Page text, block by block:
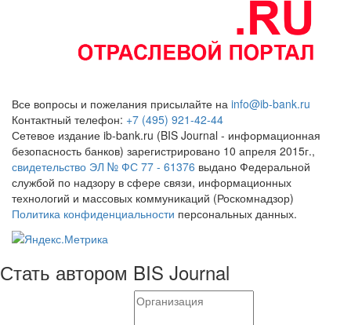
Все вопросы и пожелания присылайте на info@ib-bank.ru
Контактный телефон: +7 (495) 921-42-44
Сетевое издание ib-bank.ru (BIS Journal - информационная
безопасность банков) зарегистрировано 10 апреля 2015г.,
свидетельство ЭЛ № ФС 77 - 61376 выдано Федеральной
службой по надзору в сфере связи, информационных
технологий и массовых коммуникаций (Роскомнадзор)
Политика конфиденциальности персональных данных.
Стать автором BIS Journal